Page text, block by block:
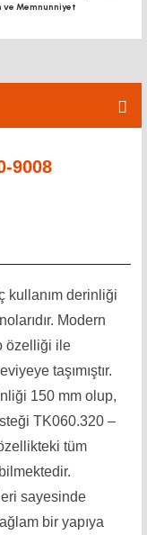
ve Memnunniyet
9008
kullanım derinliği
Modern
özelliği ile
taşımıştır.
150 mm olup,
TK060.320 –
tüm
sayesinde
bir yapıya